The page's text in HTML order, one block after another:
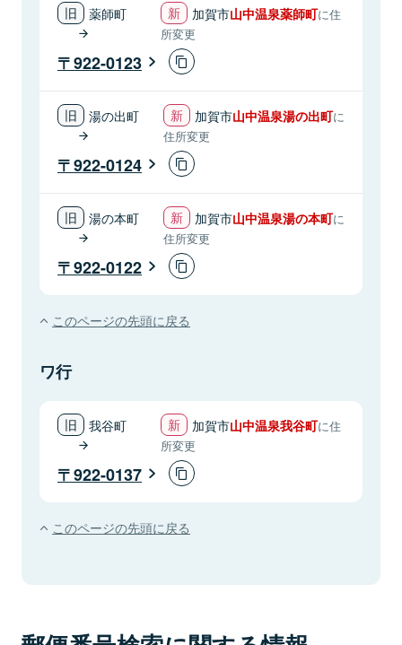
薬師町 加賀市山中温泉薬師町に住
所変更
922-0123
湯の出町 加賀市山中温泉湯の出町に
住所変更
922-0124
湯の本町 加賀市山中温泉湯の本町に
住所変更
922-0122
このページの先頭に戻る
ワ行
我谷町 加賀市山中温泉我谷町に住
所変更
922-0137
このページの先頭に戻る